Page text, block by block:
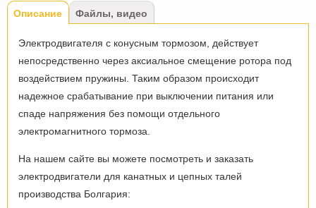
Tabs
Описание (активная
вкладка)
Файлы, видео
Электродвигателя с конусным тормозом, действует
непосредственно через аксиальное смещение ротора под
воздействием пружины. Таким образом происходит
надежное срабатывание при выключении питания или
спаде напряжения без помощи отдельного
электромагнитного тормоза.
На нашем сайте вы можете посмотреть и заказать
электродвигатели для канатных и цепных талей
производства Болгария: